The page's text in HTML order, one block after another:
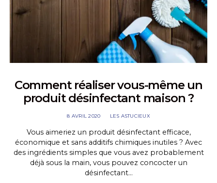
Comment réaliser vous-même un
produit désinfectant maison ?
8 AVRIL 2020 LES ASTUCIEUX
Vous aimeriez un produit désinfectant efficace,
économique et sans additifs chimiques inutiles ? Avec
des ingrédients simples que vous avez probablement
déjà sous la main, vous pouvez concocter un
désinfectant…